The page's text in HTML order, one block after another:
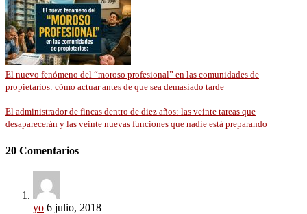
El nuevo fenómeno del “moroso profesional” en las comunidades de
propietarios: cómo actuar antes de que sea demasiado tarde
El administrador de fincas dentro de diez años: las veinte tareas que
desaparecerán y las veinte nuevas funciones que nadie está preparando
20 Comentarios
yo 6 julio, 2018